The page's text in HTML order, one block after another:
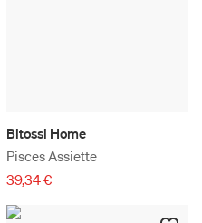
Bitossi Home
Pisces Assiette
39,34 €